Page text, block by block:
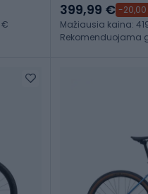
€
399,99 € -
Mažiausia kaina:
Rekomenduojama